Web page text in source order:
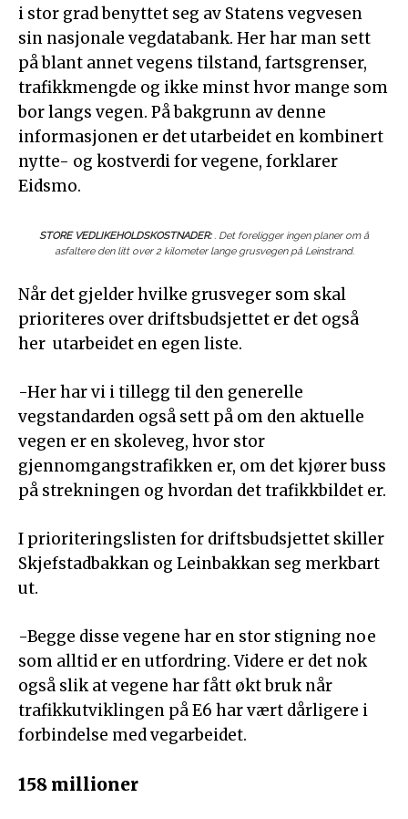
i stor grad benyttet seg av Statens vegvesen
sin nasjonale vegdatabank. Her har man sett
på blant annet vegens tilstand, fartsgrenser,
trafikkmengde og ikke minst hvor mange som
bor langs vegen. På bakgrunn av denne
informasjonen er det utarbeidet en kombinert
nytte- og kostverdi for vegene, forklarer
Eidsmo.
STORE VEDLIKEHOLDSKOSTNADER:. Det foreligger ingen planer om å
asfaltere den litt over 2 kilometer lange grusvegen på Leinstrand.
Når det gjelder hvilke grusveger som skal
prioriteres over driftsbudsjettet er det også
her utarbeidet en egen liste.
-Her har vi i tillegg til den generelle
vegstandarden også sett på om den aktuelle
vegen er en skoleveg, hvor stor
gjennomgangstrafikken er, om det kjører buss
på strekningen og hvordan det trafikkbildet er.
I prioriteringslisten for driftsbudsjettet skiller
Skjefstadbakkan og Leinbakkan seg merkbart
ut.
-Begge disse vegene har en stor stigning noe
som alltid er en utfordring. Videre er det nok
også slik at vegene har fått økt bruk når
trafikkutviklingen på E6 har vært dårligere i
forbindelse med vegarbeidet.
158 millioner